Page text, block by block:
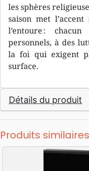
les sphères
saison met
l’entoure :
personnels, à des
la foi qui exigent
surface.
Détails du produit
Produits similaires